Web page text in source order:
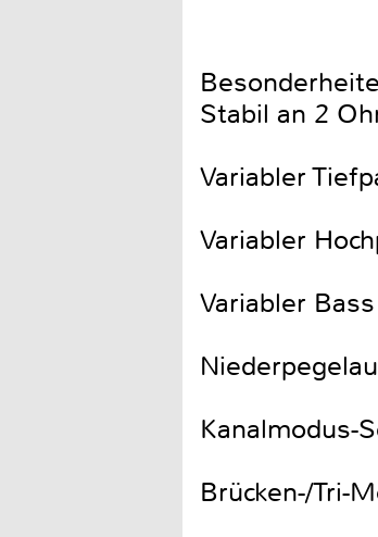
Stabil an 2
Variabler
Variabler
Variabler
Kanalmodus-
Brücken-/Tri-